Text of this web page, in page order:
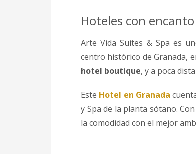
Hoteles con
Arte Vida Suites & Spa es
centro histórico de Granada,
hotel boutique, y a poca
Este Hotel en Granada
y Spa de la planta sótano.
la comodidad con el mejor